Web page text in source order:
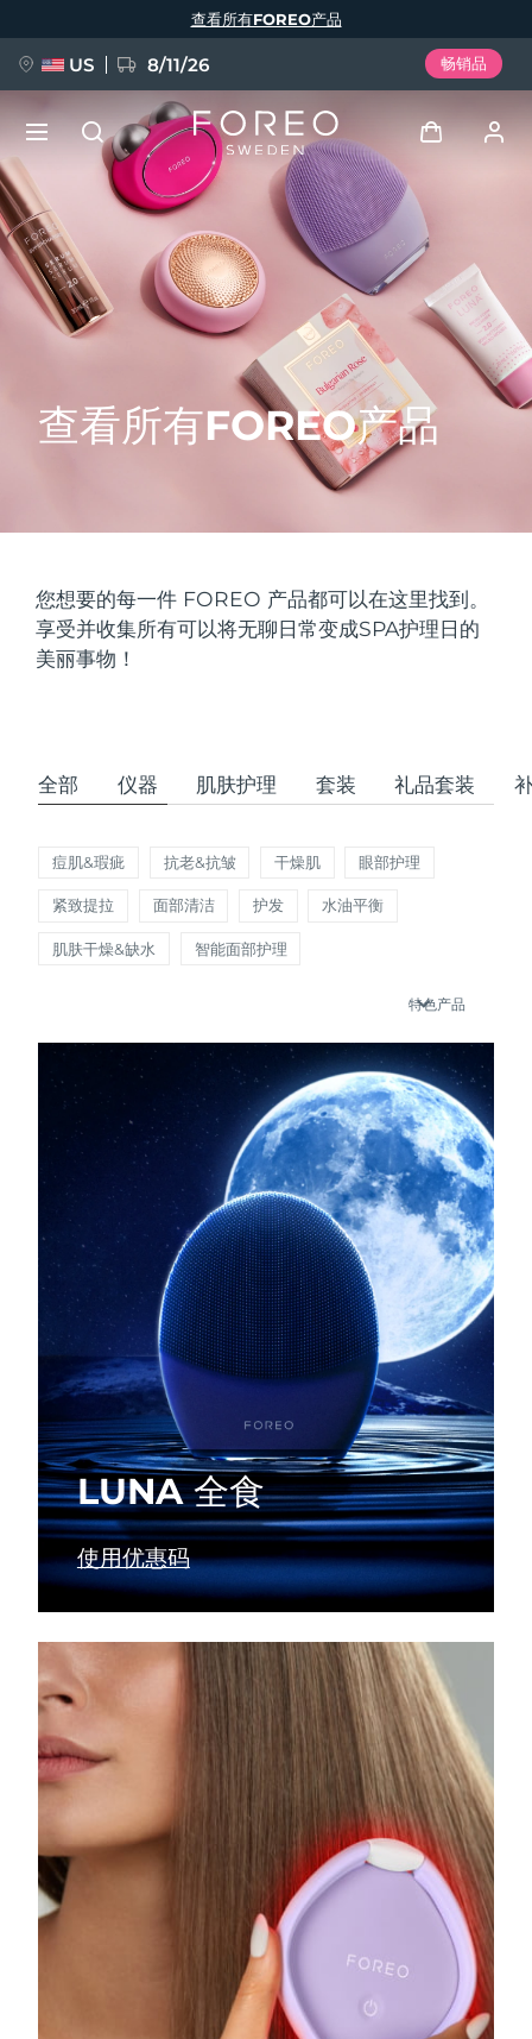
查看所有FOREO产品
您想要的每一件 FOREO 产品都可以在这里找到。
享受并收集所有可以将无聊日常变成SPA护理日的
美丽事物！
全部 仪器 肌肤护理 套装 礼品套装
痘肌&瑕疵 抗老&抗皱 干燥肌 眼部护理
紧致提拉 面部清洁 护发 水油平衡
肌肤干燥&缺水 智能面部护理
特色产品
LUNA 全食
使用优惠码
查看所有FOREO产品
US 8/11/26 畅销品
用户信息
我的设备
我的订单
新品
FAQ™ Pure Beauty-Tech Elixir
BREAKING NEWS
FAQ™ Dual LED Panel
特别优惠 畅销产品
瑞典美肤护理
面部清洁
LUNA™ 4 套装
Anti-aging massage
LUNA™ 4 Plus
Massage, LED heating
LUNA™ 4 Men
For men, anti-aging massage
LUNA™ 4 mini
For young skin, T-zone
LUNA™ 4 go
For travel or gym bag
LUNA™ 护肤
Premium cleansers & balm
LUNA™ 设备
All facial cleansing devices
紧致提拉
BEAR™ 2 套装
Microcurrent toning
BEAR™ 2 go
Microcurrent toning on-the-go
BEAR™ 2 eyes & lips
Microcurrent line smoothing device
面部提拉护理
Premium anti-aging skincare
BEAR™ 设备
All premium facelift devices
补水保湿
UFO™ 3 套装
Deep facial hydration
UFO™ 3 LED
Near-infrared and red light therapy
device
UFO™ 3 mini
Red light therapy device for young skin
UFO™ 3 go
Portable red light therapy
面膜
Rejuvenation & hydration
UFO™ 设备
All deep facial hydration devices
口腔护理
issa™ 4
Hybrid silicone sonic toothbrush
issa™ 4 plus
Smart hybrid silicone sonic toothbrush
Hybrid silicone sonic toothbrush
issa™ 4 baby
For ages 0-3
issa™ Teeth Whitening Set
Dual LED + sonic device & 18% PAP gel
ISSA™ 设备
All silicone sonic toothbrushes
FAQ™ 抗老护理
抗老
FAQ™ 101
FAQ™ 102
Advanced clinical anti-aging
FAQ™ 103
Luxurious clinical anti-aging set
FAQ™ P1 Primer
Manuka honey primer
LED治疗
NEW
FAQ™ 201
FAQ™ 202
FAQ™ 211
Anti-aging neck & décolleté LED mask
FAQ™ 221
Anti-aging LED hand mask
生发
FAQ™ 301
LED hair strengthening scalp massager
FAQ™ Scalp Serum
Scalp recovery probiotic serum
FAQ™护肤品
All FAQ™ skincare
肌肤年轻化
NEW
FAQ™ 501
Full-Spectrum Red Light Therapy
FAQ™ 502
Full-Spectrum Red Light Therapy
FAQ™ Red Light Serum
保健品
NEW
专业治疗
语言
English Deutsch
Español
Italiano
Português
Polski
Svenska
Русский
简体中文 繁體中文
发货国家
美国 预计送达日期8/11/26
英国
澳大利亚 预计送达日期8/13/26
加拿大
澳大利亚 预计送达日期8/13/26
奥地利 预计送达日期8/10/26
预计送达日期8/11/26
比利时 预计送达日期8/10/26
百慕大 预计送达日期 8/16/26
波斯尼亚和黑塞哥维那 预计送达日期8/13/26
文莱 预计送达日期 8/15/26
保加利亚 预计送达日期8/10/26
加拿大 预计送达日期8/14/26
中国
哥伦比亚 预计送达日期8/14/26
克罗地亚 预计送达日期8/10/26
塞浦路斯 预计送达日期8/11/26
捷克 预计送达日期8/10/26
丹麦 预计送达日期 8/10/26
爱沙尼亚 8/10/26
预计送达日期 8/10/26